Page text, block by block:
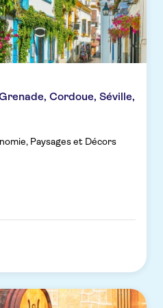
Cordoue, Séville,
Paysages et Décors